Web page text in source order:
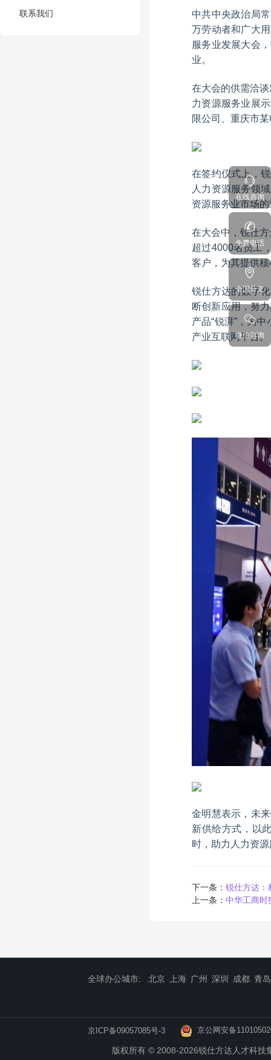
联系我们
中共中央政治局
万劳动者和广大
服务业发展大会
业。
在大会的供需洽
力资源服务业展
限公司、重庆市
在签约仪式上，
人力资源服务领
资源服务业市场
在大会中，锐仕
超过4000名员工
客户，为其提供
锐仕方达的数字
断创新应用，努
产品“锐湃”，为
产业互联网平台。
金明慧表示，未
新供给方式，以
时，助力人力资
下一条： 锐仕方达：
上一条： 中华工商时
全球办公城市: 北京 上海 广州 深圳 成都 青岛
京ICP备09057085号-3 京公网安备
版权所有 © 2008-2026锐仕方达人才科技
在线咨询
免费电话
全国分支
微信咨询